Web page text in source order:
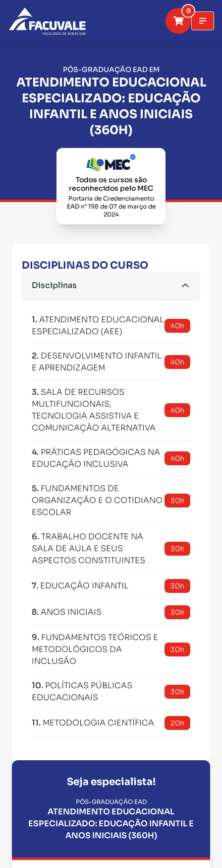
0
PÓS-GRADUAÇÃO EAD EM
ATENDIMENTO EDUCACIONAL
ESPECIALIZADO: EDUCAÇÃO
INFANTIL E ANOS INICIAIS
(360H)
Todos os cursos são
reconhecidos pelo MEC
Portaria de Credenciamento
EAD n° 198 de 07 de março de
2024
DISCIPLINAS DO CURSO
Disciplinas
1.ATENDIMENTO EDUCACIONAL
ESPECIALIZADO (AEE)
40h
2. DESENVOLVIMENTO INFANTIL
E APRENDIZAGEM
40h
3. SALA DE RECURSOS
MULTIFUNCIONAIS,
TECNOLOGIA ASSISTIVA E
COMUNICAÇÃO ALTERNATIVA
40h
4. PRÁTICAS PEDAGÓGICAS NA
EDUCAÇÃO INCLUSIVA
40h
5. FUNDAMENTOS DE
ORGANIZAÇÃO E O COTIDIANO
ESCOLAR
30h
6.TRABALHO DOCENTE NA
SALA DE AULA E SEUS
ASPECTOS CONSTITUINTES
30h
7. EDUCAÇÃO INFANTIL 30h
8.ANOS INICIAIS 30h
9. FUNDAMENTOS TEÓRICOS E
METODOLÓGICOS DA
INCLUSÃO
30h
10. POLÍTICAS PÚBLICAS
EDUCACIONAIS
30h
11. METODOLOGIA CIENTÍFICA 20h
Seja especialista!
PÓS-GRADUAÇÃO EAD
ATENDIMENTO EDUCACIONAL
ESPECIALIZADO: EDUCAÇÃO INFANTIL E
ANOS INICIAIS (360H)